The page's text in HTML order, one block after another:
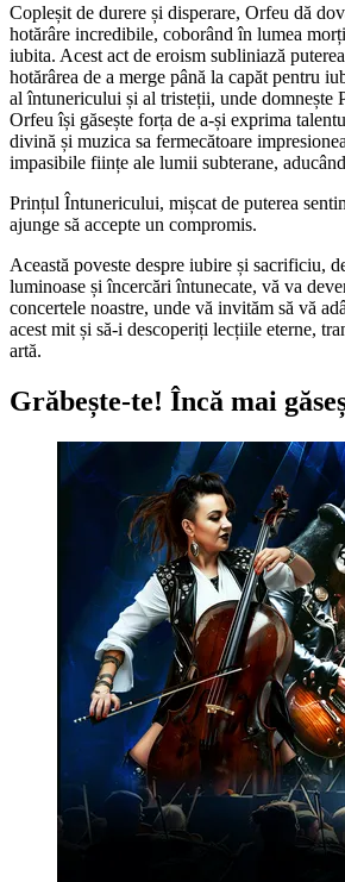
Copleșit de durere și disperare, Orfeu dă
hotărâre incredibile, coborând în lumea
iubita. Acest act de eroism subliniază
hotărârea de a merge până la capăt pentru
al întunericului și al tristeții, unde domnește
Orfeu își găsește forța de a-și exprima
divină și muzica sa fermecătoare
impasibile ființe ale lumii subterane,
Prințul Întunericului, mișcat de puterea
ajunge să accepte un compromis.
Această poveste despre iubire și sacrificiu,
luminoase și încercări întunecate, vă va
concertele noastre, unde vă invităm să vă
acest mit și să-i descoperiți lecțiile eterne,
artă.
Grăbește-te! Încă mai